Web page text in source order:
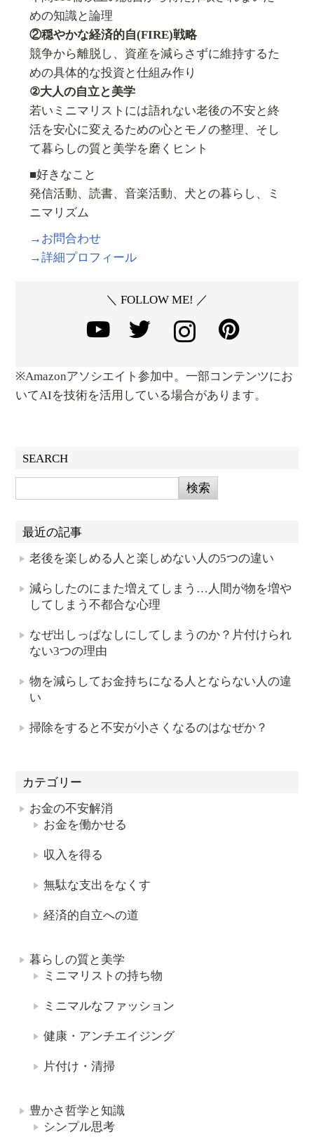
めの知識と論理
②穏やかな経済的自(FIRE)戦略
競争から離脱し、資産を減らさずに維持するた
めの具体的な投資と仕組み作り
②大人の自立と美学
若いミニマリストには語れない老後の不安と終
活を安心に変えるための心とモノの整理、そし
て暮らしの質と美学を磨くヒント
■好きなこと
発信活動、読書、音楽活動、犬との暮らし、ミ
ニマリズム
→お問合わせ
→詳細プロフィール
＼ FOLLOW ME! ／
※Amazonアソシエイト参加中。一部コンテンツにお
いてAIを技術を活用している場合があります。
SEARCH
最近の記事
老後を楽しめる人と楽しめない人の5つの違い
減らしたのにまた増えてしまう…人間が物を増や
してしまう不都合な心理
なぜ出しっぱなしにしてしまうのか？片付けられ
ない3つの理由
物を減らしてお金持ちになる人とならない人の違
い
掃除をすると不安が小さくなるのはなぜか？
カテゴリー
お金の不安解消
お金を働かせる
収入を得る
無駄な支出をなくす
経済的自立への道
暮らしの質と美学
ミニマリストの持ち物
ミニマルなファッション
健康・アンチエイジング
片付け・清掃
豊かさ哲学と知識
シンプル思考